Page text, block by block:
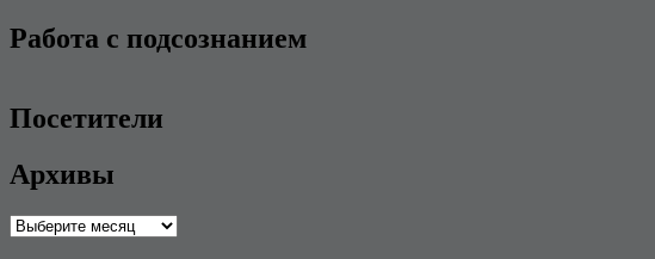
Работа с подсознанием
Посетители
Архивы
Архивы